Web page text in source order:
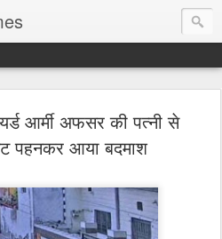
आर्मी अफसर की पत्नी से
पहनकर आया बदमाश